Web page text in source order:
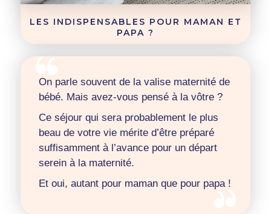
LES INDISPENSABLES POUR MAMAN ET
PAPA ?
On parle souvent de la valise maternité de
bébé. Mais avez-vous pensé à la vôtre ?
Ce séjour qui sera probablement le plus
beau de votre vie mérite d’être préparé
suffisamment à l’avance pour un départ
serein à la maternité.
Et oui, autant pour maman que pour papa !